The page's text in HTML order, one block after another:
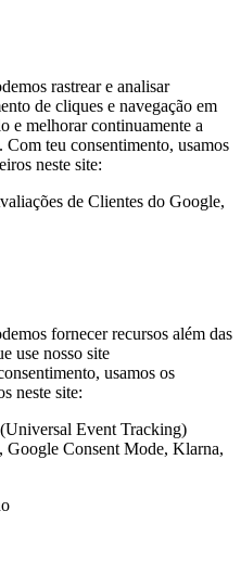
rastrear e analisar
de cliques e navegação em
e melhorar continuamente a
teu consentimento, usamos
neste site:
de Clientes do Google,
fornecer recursos além das
use nosso site
usamos os
neste site:
Event Tracking)
Consent Mode, Klarna,